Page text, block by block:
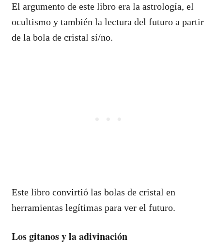
El argumento de este libro era la astrología, el
ocultismo y también la lectura del futuro a partir
de la bola de cristal sí/no.
Este libro convirtió las bolas de cristal en
herramientas legítimas para ver el futuro.
Los gitanos y la adivinación